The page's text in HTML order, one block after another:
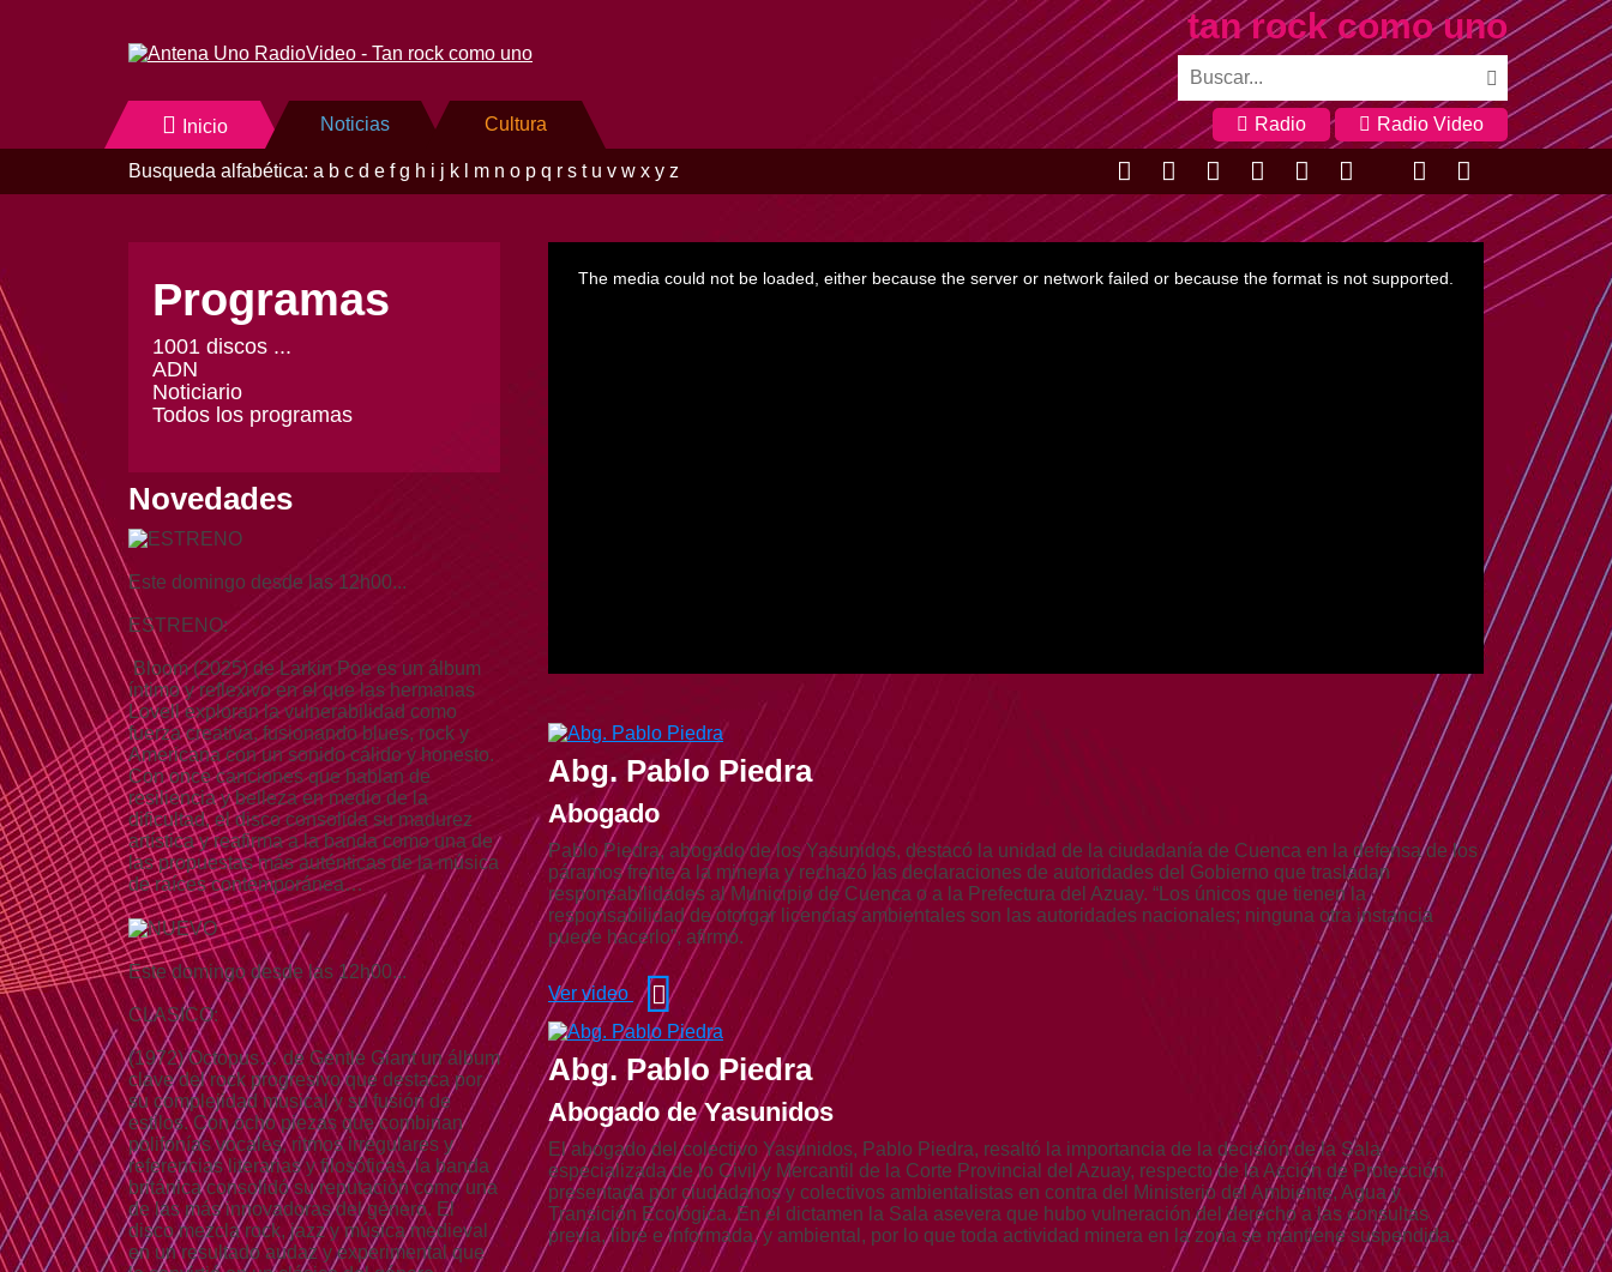
tan rock como uno
Inicio Noticias Cultura Radio Radio Video
Busqueda alfabética: a b c d e f g h i j k m n o p q r s t u v w x y z
Programas
1001 discos ...
ADN
Noticiario
Todos los programas
Novedades
Este domingo desde las 12h00...
ESTRENO:
Bloom (2025) de Larkin Poe es un álbum
íntimo y reflexivo en el que las hermanas
Lovell exploran la vulnerabilidad como
fuerza creativa, fusionando blues, rock y
Americana con un sonido cálido y honesto.
Con once canciones que hablan de
resiliencia y belleza en medio de la
dificultad, el disco consolida su madurez
artística y reafirma a la banda como una de
las propuestas más auténticas de la música
de raíces contemporánea…
Este domingo desde las 12h00...
CLASICO:
(1972) Octopus… de Gentle Giant un álbum
clave del rock progresivo que destaca por
su complejidad musical y su fusión de
estilos. Con ocho piezas que combinan
polifonías vocales, ritmos irregulares y
referencias literarias y filosóficas, la banda
británica consolidó su reputación como una
de las más innovadoras del género. El
disco mezcla rock, jazz y música medieval
en un resultado audaz y experimental que
The media could not be loaded, either because the server or network failed or because the format is not supported.
Abg. Pablo Piedra
Abogado
Pablo Piedra, abogado de los Yasunidos, destacó la unidad de la ciudadanía de Cuenca en la defensa de los
páramos frente a la minería y rechazó las declaraciones de autoridades del Gobierno que trasladan
responsabilidades al Municipio de Cuenca o a la Prefectura del Azuay. “Los únicos que tienen la
responsabilidad de otorgar licencias ambientales son las autoridades nacionales; ninguna otra instancia
puede hacerlo”, afirmó.
Ver video
Abg. Pablo Piedra
Abogado de Yasunidos
El abogado del colectivo Yasunidos, Pablo Piedra, resaltó la importancia de la decisión de la Sala
especializada de lo Civil y Mercantil de la Corte Provincial del Azuay, respecto de la Acción de Protección
presentada por ciudadanos y colectivos ambientalistas en contra del Ministerio del Ambiente, Agua y
Transición Ecológica. En el dictamen la Sala asevera que hubo vulneración del derecho a las consultas
previa, libre e informada, y ambiental, por lo que toda actividad minera en la zona se mantiene suspendida.